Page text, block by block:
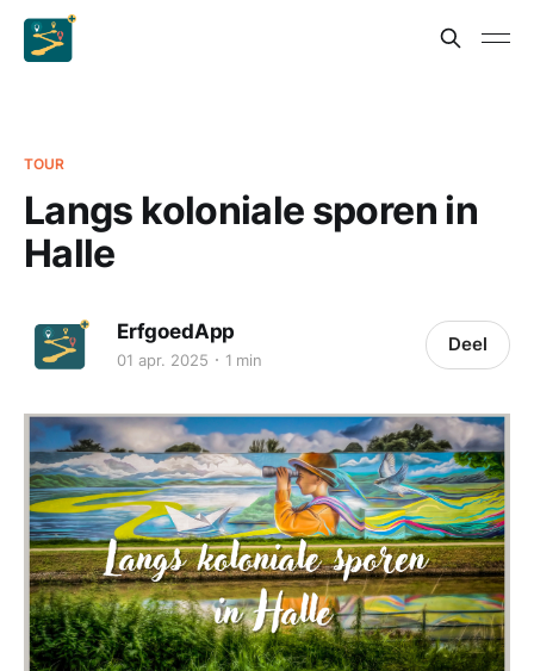
TOUR
Langs koloniale sporen in
Halle
ErfgoedApp
01 apr. 2025 1 min
Deel